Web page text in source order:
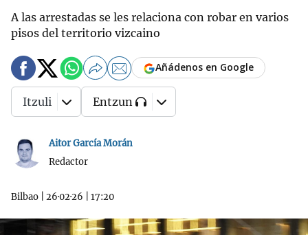
A las arrestadas se les relaciona con robar en varios
pisos del territorio vizcaino
Aitor García Morán
Redactor
Bilbao 26·02·26 17:20
Añádenos en Google
Itzuli Entzun